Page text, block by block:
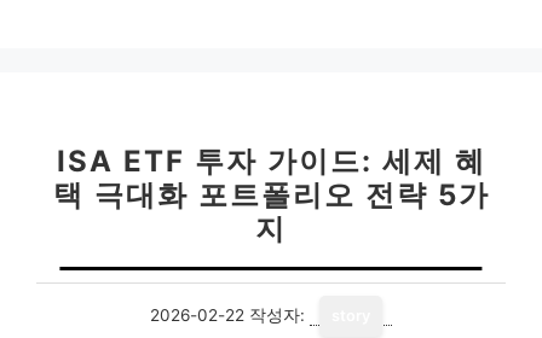
ISA ETF 투자 가이드: 세제 혜
택 극대화 포트폴리오 전략 5가
지
2026-02-22 작성자: